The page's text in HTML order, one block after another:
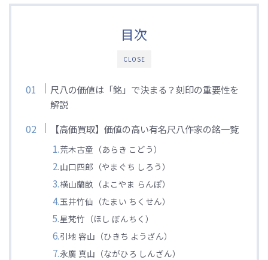
CLOSE
目次
尺八の価値は「銘」で決まる？刻印の重要性を
解説
【高価買取】価値の高い有名尺八作家の銘一覧
荒木古童（あらき こどう）
山口四郎（やまぐち しろう）
横山蘭畝（よこやま らんぽ）
玉井竹仙（たまい ちくせん）
星梵竹（ほし ぼんちく）
引地 容山（ひきち ようざん）
永廣 真山（ながひろ しんざん）